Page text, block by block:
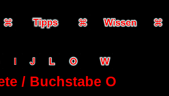
/ Buchstabe O